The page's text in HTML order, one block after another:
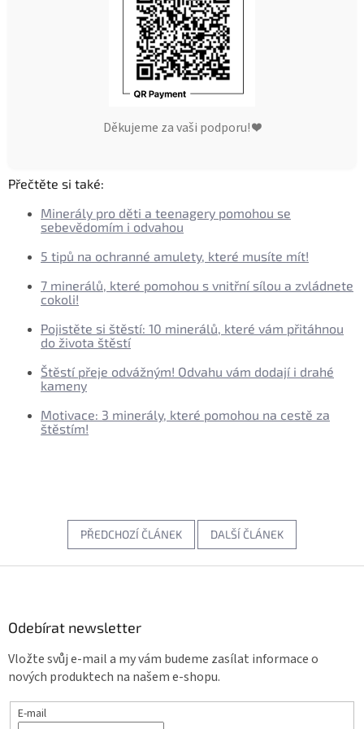
Děkujeme za vaši podporu! ❤️
Přečtěte si také:
Minerály pro děti a teenagery pomohou se
sebevědomím i odvahou
5 tipů na ochranné amulety, které musíte mít!
7 minerálů, které pomohou s vnitřní sílou a zvládnete
cokoli!
Pojistěte si štěstí: 10 minerálů, které vám přitáhnou
do života štěstí
Štěstí přeje odvážným! Odvahu vám dodají i drahé
kameny
Motivace: 3 minerály, které pomohou na cestě za
štěstím!
PŘEDCHOZÍ ČLÁNEK DALŠÍ ČLÁNEK
Odebírat newsletter
Vložte svůj e-mail a my vám budeme zasílat informace o
nových produktech na našem e-shopu.
E-mail